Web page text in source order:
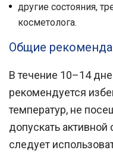
другие состояния,
косметолога.
Общие
В течение 10–14
рекомендуется
температур, не
допускать
следует